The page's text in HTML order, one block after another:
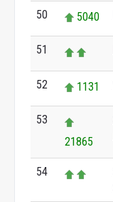
50 5040
51
52 1131
53
21865
54